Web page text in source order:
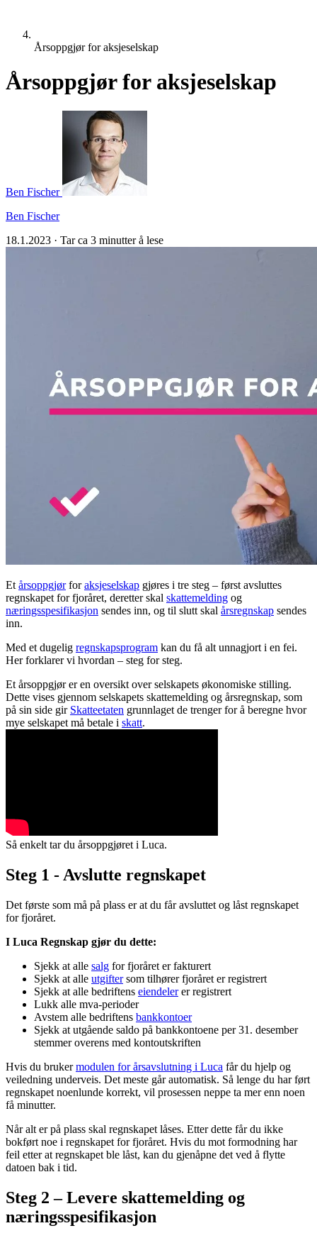
Årsoppgjør for aksjeselskap
Årsoppgjør for aksjeselskap
Ben Fischer
Ben Fischer
18.1.2023 · Tar ca 3 minutter å lese
Et årsoppgjørforaksjeselskap gjøres i tre steg – først avsluttes
regnskapet for fjoråret, deretter skal skattemelding og
næringsspesifikasjon sendes inn, og til slutt skal årsregnskap sendes
inn.
Med et dugelig regnskapsprogram kan du få alt unnagjort i en fei.
Her forklarer vi hvordan – steg for steg.
Et årsoppgjør er en oversikt over selskapets økonomiske stilling.
Dette vises gjennom selskapets skattemelding og årsregnskap, som
på sin side gir Skatteetaten grunnlaget de trenger for å beregne hvor
mye selskapet må betale i skatt.
Så enkelt tar du årsoppgjøret i Luca.
Steg 1 - Avslutte regnskapet
Det første som må på plass er at du får avsluttet og låst regnskapet
for fjoråret.
I Luca Regnskap gjør du dette:
Sjekk at alle salg for fjoråret er fakturert
Sjekk at alle utgiftersom tilhører fjoråret er registrert
Sjekk at alle bedriftens eiendelerer registrert
Lukk alle mva-perioder
Avstem alle bedriftens bankkontoer
Sjekk at utgående saldo på bankkontoene per 31. desember
stemmer overens med kontoutskriften
Hvis du brukermodulen for årsavslutning i Luca får du hjelp og
veiledning underveis. Det meste går automatisk. Så lenge du har ført
regnskapet noenlunde korrekt, vil prosessen neppe ta mer enn noen
få minutter.
Når alt er på plass skal regnskapet låses. Etter dette får du ikke
bokført noe i regnskapet for fjoråret. Hvis du mot formodning har
feil etter at regnskapet ble låst, kan du gjenåpne det ved å flytte
datoen bak i tid.
Steg 2 – Levere skattemelding og
næringsspesifikasjon